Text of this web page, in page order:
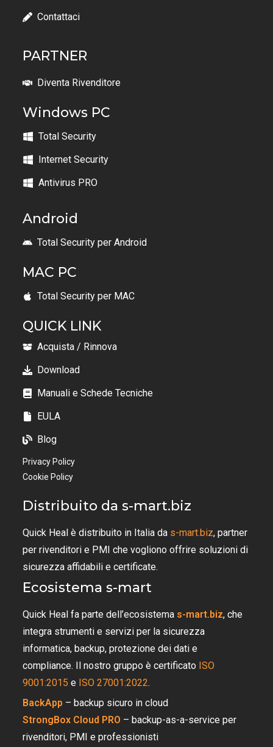
Contattaci
PARTNER
Diventa Rivenditore
Windows PC
Total Security
Internet Security
Antivirus PRO
Android
Total Security per Android
MAC PC
Total Security per MAC
QUICK LINK
Acquista / Rinnova
Download
Manuali e Schede Tecniche
EULA
Blog
Privacy Policy
Cookie Policy
Distribuito da s-mart.biz
Quick Heal è distribuito in Italia da s-mart.biz, partner
per rivenditori e PMI che vogliono offrire soluzioni di
sicurezza affidabili e certificate.
Ecosistema s-mart
Quick Heal fa parte dell’ecosistema s-mart.biz, che
integra strumenti e servizi per la sicurezza
informatica, backup, protezione dei dati e
compliance. Il nostro gruppo è certificato ISO
9001:2015 e ISO 27001:2022.
BackApp – backup sicuro in cloud
StrongBox Cloud PRO – backup-as-a-service per
rivenditori, PMI e professionisti